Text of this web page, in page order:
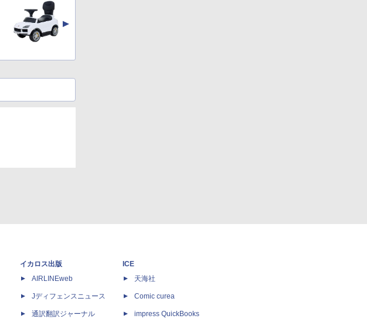
▲
イカロス出版
AIRLINEweb
Jディフェンスニュース
通訳翻訳ジャーナル
ICE
天海社
Comic curea
impress QuickBooks